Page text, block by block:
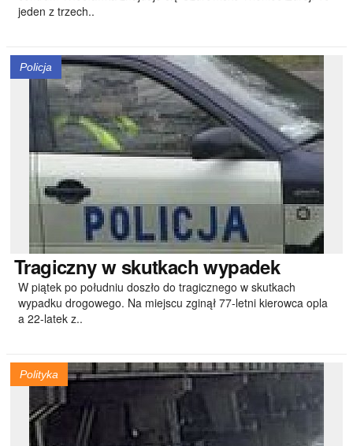
jeden z trzech..
Policja
Tragicznyw skutkach wypadek
W piątek po południu doszło do tragicznego w skutkach
wypadku drogowego. Na miejscu zginął 77-letni kierowca opla
a 22-latek z..
Polityka